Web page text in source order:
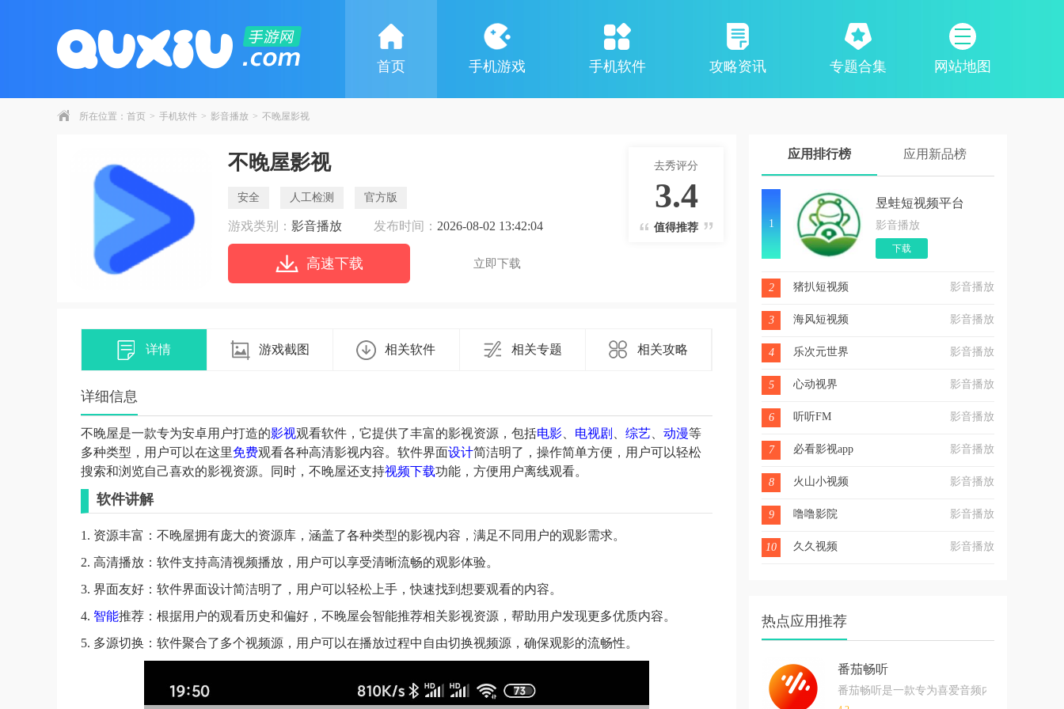
网站地图
首页 手机游戏 手机软件 攻略资讯 专题合集
所在位置： 首页 > 手机软件 > 影音播放 > 不晚屋影视
不晚屋影视
安全 人工检测 官方版
游戏类别： 影音播放 发布时间： 2026-08-02 13:42:04
高速下载 立即下载
去秀评分
3.4
值得推荐
详情 游戏截图 相关软件 相关专题 相关攻略
详细信息
不晚屋是一款专为安卓用户打造的影视观看软件，它提供了丰富的影视资源，包括电影 电视剧 综艺 动漫等
多种类型，用户可以在这里免费观看各种高清影视内容。软件界面设计简洁明了，操作简单方便，用户可以轻松
搜索和浏览自己喜欢的影视资源。同时，不晚屋还支持视频下载功能，方便用户离线观看。
软件讲解
1. 资源丰富：不晚屋拥有庞大的资源库，涵盖了各种类型的影视内容，满足不同用户的观影需求。
2. 高清播放：软件支持高清视频播放，用户可以享受清晰流畅的观影体验。
3. 界面友好：软件界面设计简洁明了，用户可以轻松上手，快速找到想要观看的内容。
4. 智能推荐：根据用户的观看历史和偏好，不晚屋会智能推荐相关影视资源，帮助用户发现更多优质内容。
5. 多源切换：软件聚合了多个视频源，用户可以在播放过程中自由切换视频源，确保观影的流畅性。
应用排行榜 应用新品榜
1
昱蛙短视频平台
影音播放
下载
2 猪扒短视频 影音播放
3 海风短视频 影音播放
4 乐次元世界 影音播放
5 心动视界 影音播放
6 听听FM 影音播放
7 必看影视app 影音播放
8 火山小视频 影音播放
9 噜噜影院 影音播放
10 久久视频 影音播放
热点应用推荐
番茄畅听
番茄畅听是一款专为喜爱音频内容的用户打